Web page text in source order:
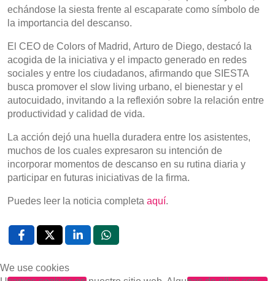
echándose la siesta frente al escaparate como símbolo de
la importancia del descanso.
El CEO de Colors of Madrid, Arturo de Diego, destacó la
acogida de la iniciativa y el impacto generado en redes
sociales y entre los ciudadanos, afirmando que SIESTA
busca promover el slow living urbano, el bienestar y el
autocuidado, invitando a la reflexión sobre la relación entre
productividad y calidad de vida.
La acción dejó una huella duradera entre los asistentes,
muchos de los cuales expresaron su intención de
incorporar momentos de descanso en su rutina diaria y
participar en futuras iniciativas de la firma.
Puedes leer la noticia completa aquí.
We use cookies